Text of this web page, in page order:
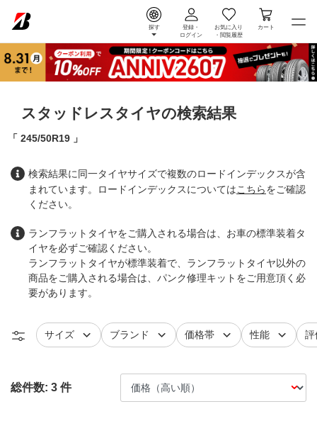
探す
登録・
ログイン
お気に入り
・ 閲覧履歴
カート
スタッドレスタイヤの検索結果
245/50R19
検索結果に同一タイヤサイズで複数のロードインデックスが含
まれています。ロードインデックスについてはこちらをご確認
ください。
ランフラットタイヤをご購入される場合は、お車の標準装着タ
イヤを必ずご確認ください。
ランフラットタイヤが標準装着で、ランフラットタイヤ以外の
商品をご購入される場合は、パンク修理キットをご用意頂く必
要があります。
タイヤ
サイズで絞り込むタイヤ
ブランド で絞り込む価格帯で絞り込む
性能で絞り込レ
評
総件数: 3 件